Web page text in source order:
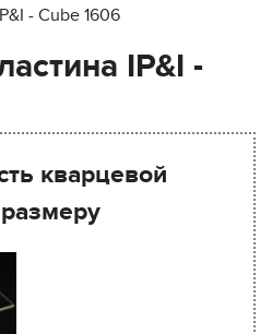
- Cube 1606
IP&I -
кварцевой